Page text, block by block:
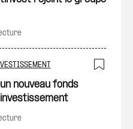
nouveau fonds